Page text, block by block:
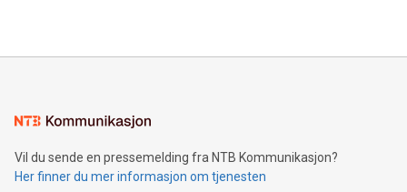
Vil du sende en pressemelding fra NTB Kommunikasjon?
Her finner du mer informasjon om tjenesten